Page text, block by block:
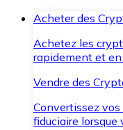
Acheter des
Achetez les
rapidement et
Vendre des
Convertissez
fiduciaire lorsque